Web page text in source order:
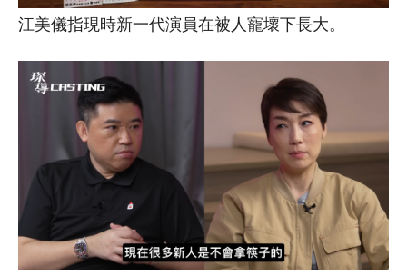
江美儀指現時新一代演員在被人寵壞下長大。